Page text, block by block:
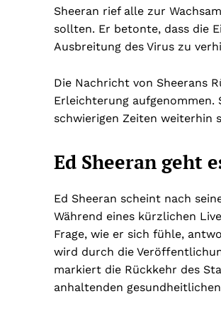
Sheeran rief alle zur
sollten. Er betonte, dass die
Ausbreitung des Virus zu
Die Nachricht von Sheerans
Erleichterung aufgenommen.
schwierigen Zeiten weiterhin
Ed Sheeran geht
Ed Sheeran scheint nach
Während eines kürzlichen
Frage, wie er sich fühle,
wird durch die
markiert die Rückkehr des
anhaltenden